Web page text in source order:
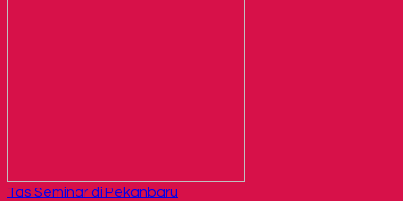
Tas Seminar di Pekanbaru